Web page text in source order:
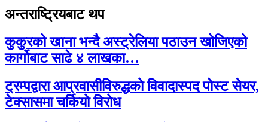
अन्तराष्ट्रियबाट थप
कुकुरको खाना भन्दै अस्ट्रेलिया पठाउन खोजिएको
कार्गोबाट साढे ४ लाखका…
ट्रम्पद्वारा आप्रवासीविरुद्धको विवादास्पद पोस्ट सेयर,
टेक्सासमा चर्कियो विरोध